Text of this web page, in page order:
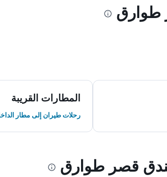
طوارق
المطارات القريبة
رحلات طيران إلى مطار
قصر طوارق